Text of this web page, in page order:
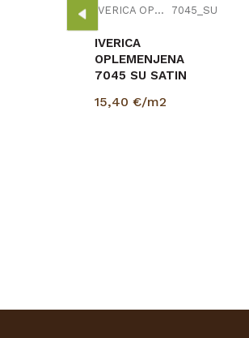
IVERICA OPLEMENJENA 7045_SU
IVERICA
OPLEMENJENA
7045 SU SATIN
15,40 €/m2